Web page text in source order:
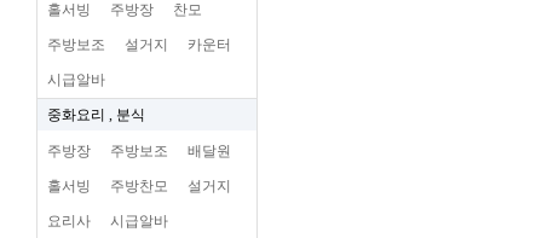
홀서빙 주방장 찬모
주방보조 설거지 카운터
시급알바
중화요리 , 분식
주방장 주방보조 배달원
홀서빙 주방찬모 설거지
요리사 시급알바